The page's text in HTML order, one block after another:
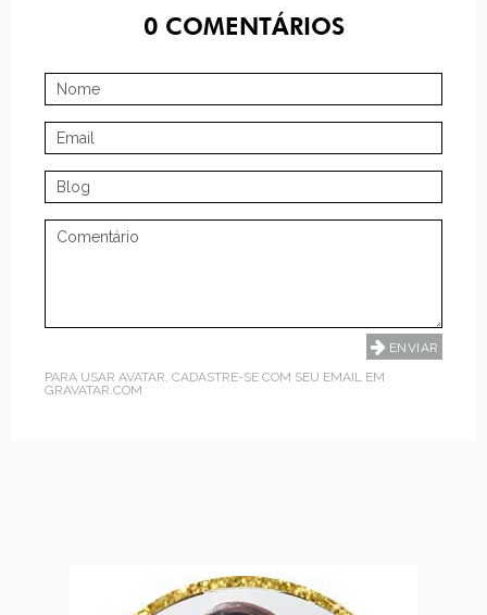
0COMENTÁRIOS
PARA USAR AVATAR, CADASTRE-SE COM SEU EMAIL EM
GRAVATAR.COM